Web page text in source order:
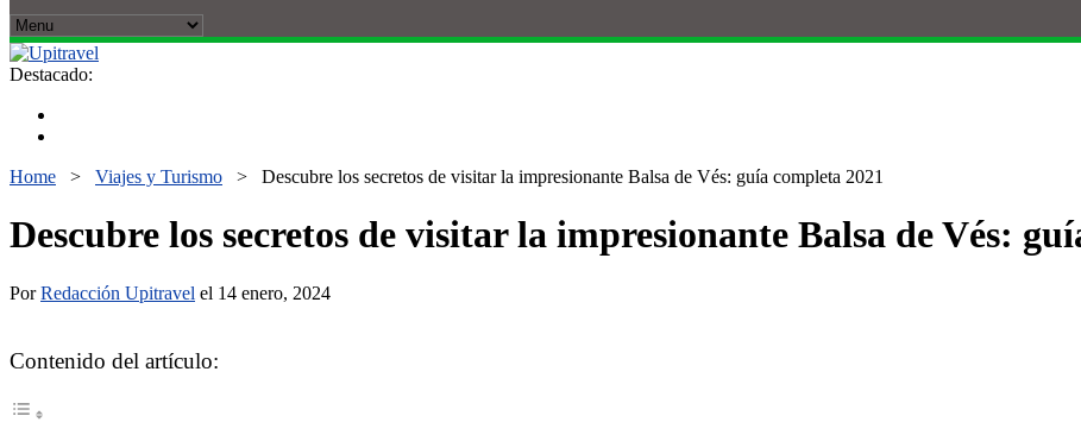
Destacado:
Home > Viajes y Turismo > Descubre los secretos de visitar la impresionante Balsa de Vés: guía completa 2021
Descubre los secretos de visitar la impresionante Balsa de Vés:
PorRedacción Upitravel el 14 enero, 2024
Contenido del artículo: